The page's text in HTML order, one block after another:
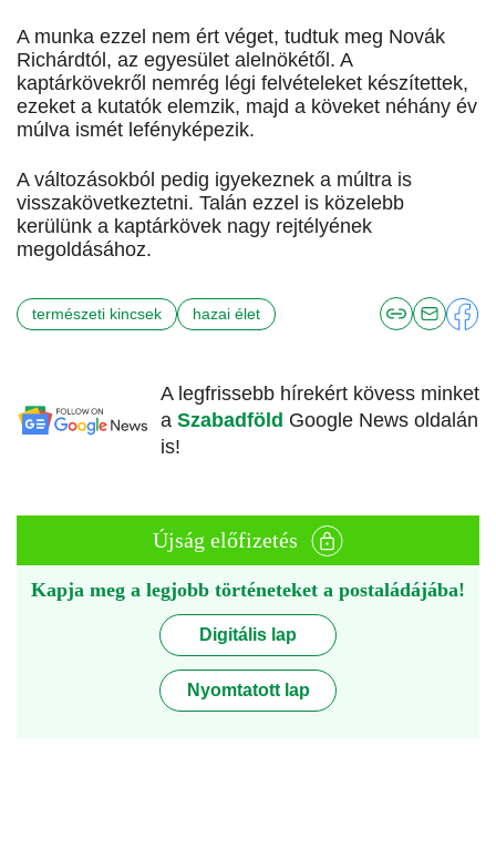
A munka ezzel nem ért véget, tudtuk meg Novák
Richárdtól, az egyesület alelnökétől. A
kaptárkövekről nemrég légi felvételeket készítettek,
ezeket a kutatók elemzik, majd a köveket néhány év
múlva ismét lefényképezik.
A változásokból pedig igyekeznek a múltra is
visszakövetkeztetni. Talán ezzel is közelebb
kerülünk a kaptárkövek nagy rejtélyének
megoldásához.
természeti kincsek hazai élet
A legfrissebb hírekért kövess minket
a Szabadföld Google News oldalán
is!
Újság előfizetés
Kapja meg a legjobb történeteket a postaládájába!
Digitális lap
Nyomtatott lap